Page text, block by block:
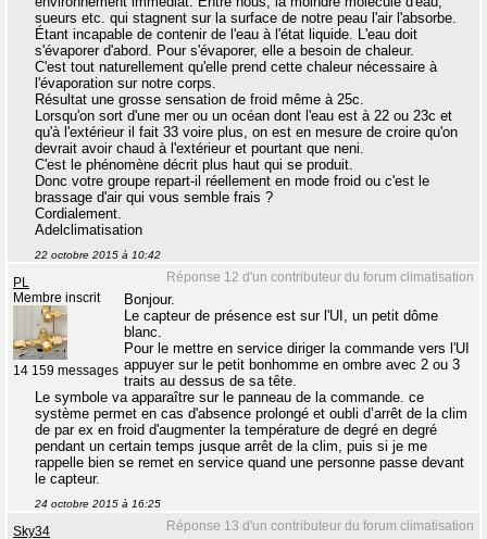
sueurs etc. qui stagnent sur la surface de notre peau l'air l'absorbe.
Étant incapable de contenir de l'eau à l'état liquide. L'eau doit
s'évaporer d'abord. Pour s'évaporer, elle a besoin de chaleur.
C'est tout naturellement qu'elle prend cette chaleur nécessaire à
l'évaporation sur notre corps.
Résultat une grosse sensation de froid même à 25c.
Lorsqu'on sort d'une mer ou un océan dont l'eau est à 22 ou 23c et
qu'à l'extérieur il fait 33 voire plus, on est en mesure de croire qu'on
devrait avoir chaud à l'extérieur et pourtant que neni.
C'est le phénomène décrit plus haut qui se produit.
Donc votre groupe repart-il réellement en mode froid ou c'est le
brassage d'air qui vous semble frais ?
Cordialement.
Adelclimatisation
22 octobre 2015 à 10:42
Réponse 12 d'un contributeur du forum climatisation
PL
Membre inscrit
14 159 messages
Bonjour.
Le capteur de présence est sur l'UI, un petit dôme
blanc.
Pour le mettre en service diriger la commande vers l'UI
appuyer sur le petit bonhomme en ombre avec 2 ou 3
traits au dessus de sa tête.
Le symbole va apparaître sur le panneau de la commande. ce
système permet en cas d'absence prolongé et oubli d’arrêt de la clim
de par ex en froid d'augmenter la température de degré en degré
pendant un certain temps jusque arrêt de la clim, puis si je me
rappelle bien se remet en service quand une personne passe devant
le capteur.
24 octobre 2015 à 16:25
Réponse 13 d'un contributeur du forum climatisation
Sky34